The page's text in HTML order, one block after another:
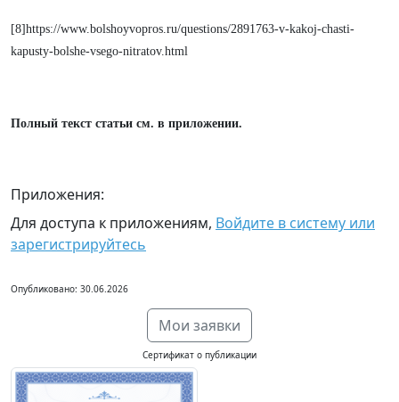
[8]https://www.bolshoyvopros.ru/questions/2891763-v-kakoj-chasti-
kapusty-bolshe-vsego-nitratov.html
Полный текст статьи см. в приложении.
Приложения:
Для доступа к приложениям, Войдите в систему или
зарегистрируйтесь
Опубликовано: 30.06.2026
Мои заявки
Сертификат о публикации